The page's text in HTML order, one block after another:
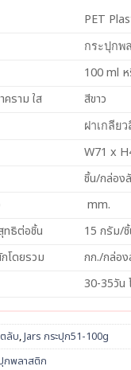
PET
กระปุกพ
100 ml
คราม ใส สีขาว
ฝาเกลีย
W71 x
ชิ้น/กล่อง
mm.
ทธิต่อชิ้น
15 กรัม/
โดยรวม
กก./กล่อง
30-35วัน
ลับ,Jars กระปุก51-100g
กพลาสติก